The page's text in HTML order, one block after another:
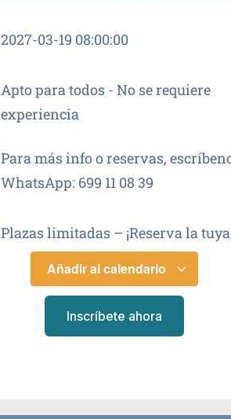
2027-03-19 08:00:00
Apto para todos - No se requiere
experiencia
Para más info o reservas,
WhatsApp: 699 11 08 39
Plazas limitadas – ¡Reserva la
Añadir al calendario
Inscríbete ahora